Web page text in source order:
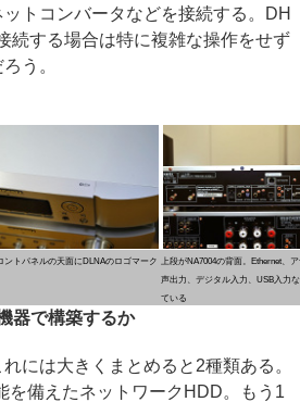
トコンバータなどを接続する。DH
続する場合は特に複雑な操作をせず
う。
ントパネルの天面にDLNAのロゴマーク 上段がNA7004の背面。Ethernet、
声出力、デジタル入力、USB入力
ている
器で構築するか
には大きくまとめると2種類ある。
を備えたネットワークHDD。もう1